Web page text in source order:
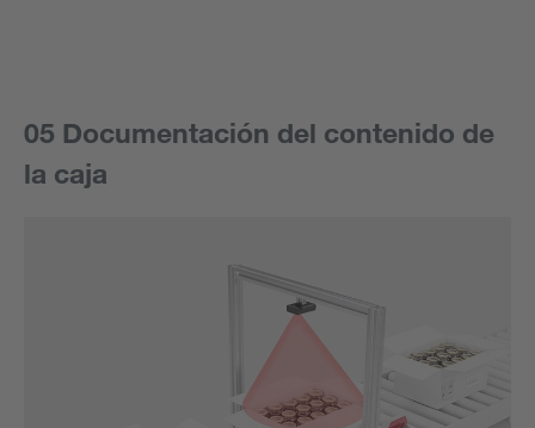
05 Documentación del contenido de
la caja